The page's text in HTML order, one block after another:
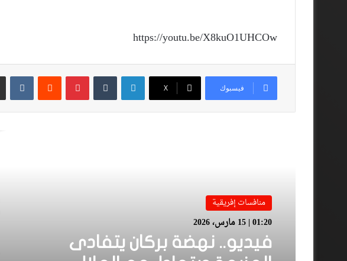
https://youtu.be/X8kuO1UHCOw
فيسبوك ‫X
لينكدإن بينتيريست
منافسات إفريقية
01:20 | 15 مارس، 2026
فيديو.. نهضة بركان يتفادى